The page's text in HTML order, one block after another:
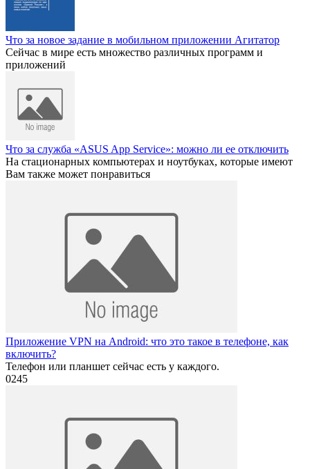
Что за новое задание в мобильном приложении Агитатор
Сейчас в мире есть множество различных программ и
приложений
Что за служба «ASUS App Service»: можно ли ее отключить
На стационарных компьютерах и ноутбуках, которые имеют
Вам также может понравиться
Приложение VPN на Android: что это такое в телефоне, как
включить?
Телефон или планшет сейчас есть у каждого.
0245